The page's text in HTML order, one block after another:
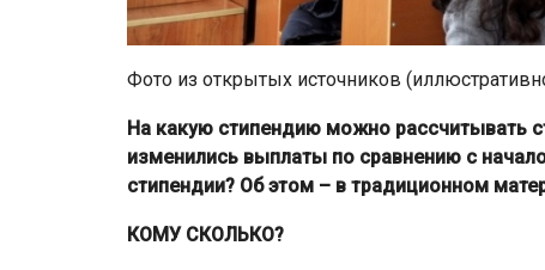
Фото из открытых источников
На какую стипендию можно рассчитывать
изменились выплаты по сравнению с
стипендии? Об этом – в традиционном
КОМУ СКОЛЬКО?